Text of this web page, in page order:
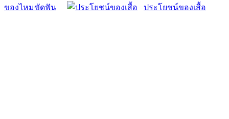
ของไหมขัดฟัน ประโยชน์ของเสื้อ